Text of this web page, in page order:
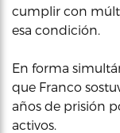
cumplir con
esa condición.
En forma
que Franco
años de prisión
activos.